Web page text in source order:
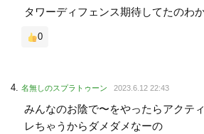
タワーディフェンス期待してたのわ
0
名無しのスプラトゥーン 2023.6.12 22:43
みんなのお陰で〜をやったらアクテ
レちゃうからダメダメなーの